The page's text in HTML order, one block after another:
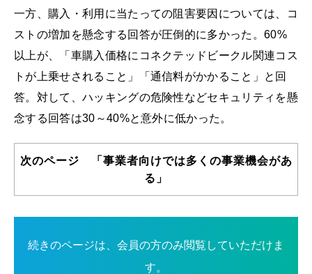
一方、購入・利用に当たっての阻害要因については、コ
ストの増加を懸念する回答が圧倒的に多かった。60%
以上が、「車購入価格にコネクテッドビークル関連コス
トが上乗せされること」「通信料がかかること」と回
答。対して、ハッキングの危険性などセキュリティを懸
念する回答は30～40%と意外に低かった。
次のページ 「事業者向けでは多くの事業機会があ
る」
続きのページは、会員の方のみ閲覧していただけま
す。